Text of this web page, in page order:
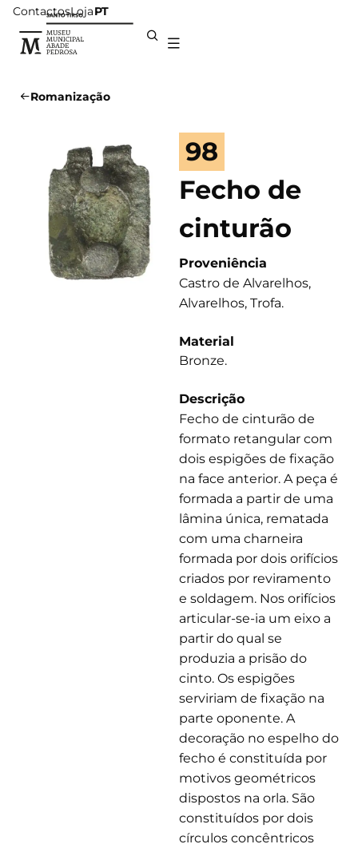
ContactosLojaPT
Romanização
98
Fecho de
cinturão
Proveniência
Castro de Alvarelhos,
Alvarelhos, Trofa.
Material
Bronze.
Descrição
Fecho de cinturão de
formato retangular com
dois espigões de fixação
na face anterior. A peça é
formada a partir de uma
lâmina única, rematada
com uma charneira
formada por dois orifícios
criados por reviramento
e soldagem. Nos orifícios
articular-se-ia um eixo a
partir do qual se
produzia a prisão do
cinto. Os espigões
serviriam de fixação na
parte oponente. A
decoração no espelho do
fecho é constituída por
motivos geométricos
dispostos na orla. São
constituídos por dois
círculos concêntricos